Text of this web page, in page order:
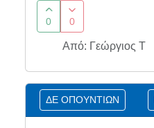
0 0
Από: Γεώργιος Τ
ΔΕ ΟΠΟΥΝΤΙΩΝ